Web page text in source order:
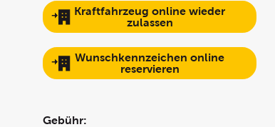
Kraftfahrzeug online wieder
zulassen
Wunschkennzeichen online
reservieren
Gebühr: